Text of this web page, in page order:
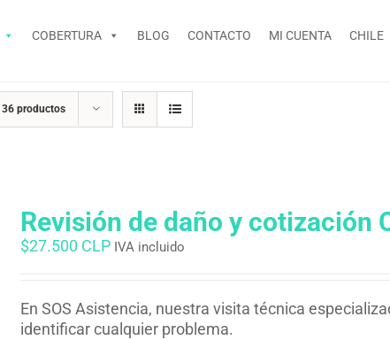
COBERTURA BLOG CONTACTO MI CUENTA CHILE
36 productos
Revisión de daño y cotización
$27.500 CLP IVA incluido
En SOS Asistencia, nuestra visita técnica
identificar cualquier problema.